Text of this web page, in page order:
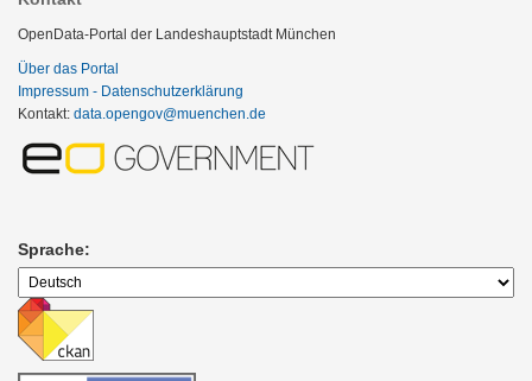
OpenData-Portal der Landeshauptstadt München
Über das Portal
Impressum - Datenschutzerklärung
Kontakt: data.opengov@muenchen.de
Sprache